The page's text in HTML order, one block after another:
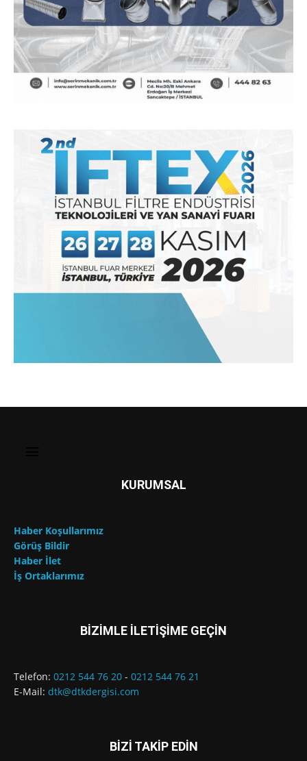
KURUMSAL
Haber Koşullarımız
Görüş Bildir
Haber İlet
İş Ortaklarımız
BİZİMLE İLETİŞİME GEÇİN
Telefon: 0212 544 76 20 - 0212 544 76 21
E-Mail: dtk@dtkdergisi.com
BİZİ TAKİP EDİN